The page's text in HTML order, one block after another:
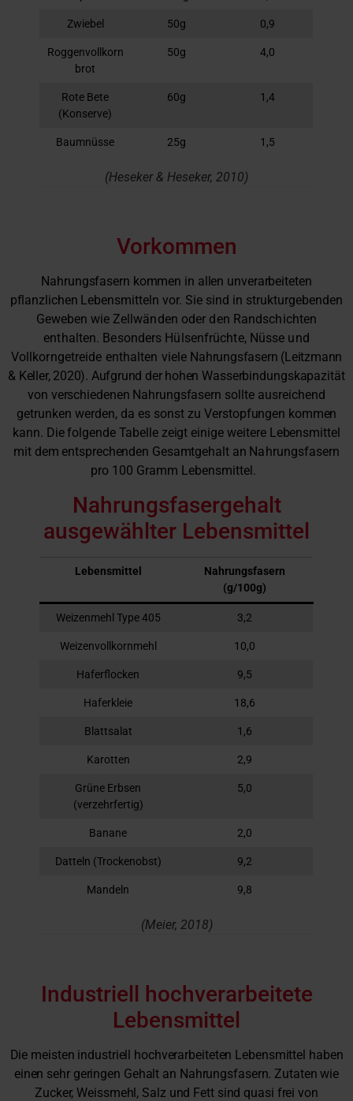
Zwiebel 50g 0,9
Roggenvollkorn
brot
50g 4,0
Rote Bete
(Konserve)
60g 1,4
Baumnüsse 25g 1,5
(Heseker & Heseker, 2010)
Vorkommen
Nahrungsfasern kommen in allen unverarbeiteten
pflanzlichen Lebensmitteln vor. Sie sind in strukturgebenden
Geweben wie Zellwänden oder den Randschichten
enthalten. Besonders Hülsenfrüchte, Nüsse und
Vollkorngetreide enthalten viele Nahrungsfasern (Leitzmann
& Keller, 2020). Aufgrund der hohenWasserbindungskapazität
von verschiedenen Nahrungsfasern sollte ausreichend
getrunken werden, da es sonst zu Verstopfungen kommen
kann. Die folgende Tabelle zeigt einige weitere Lebensmittel
mit dem entsprechenden Gesamtgehalt an Nahrungsfasern
pro 100 Gramm Lebensmittel.
Nahrungsfasergehalt
ausgewählter Lebensmittel
Lebensmittel
Nahrungsfasern
(g/100g)
Weizenmehl Type 405 3,2
Weizenvollkornmehl 10,0
Haferflocken 9,5
Haferkleie 18,6
Blattsalat 1,6
Karotten 2,9
Grüne Erbsen
(verzehrfertig)
5,0
Banane 2,0
Datteln (Trockenobst) 9,2
Mandeln 9,8
(Meier, 2018)
Industriell hochverarbeitete
Lebensmittel
Die meisten industriell hochverarbeiteten Lebensmittel haben
einen sehr geringen Gehalt an Nahrungsfasern. Zutaten wie
Zucker, Weissmehl, Salz und Fett sind quasi frei von